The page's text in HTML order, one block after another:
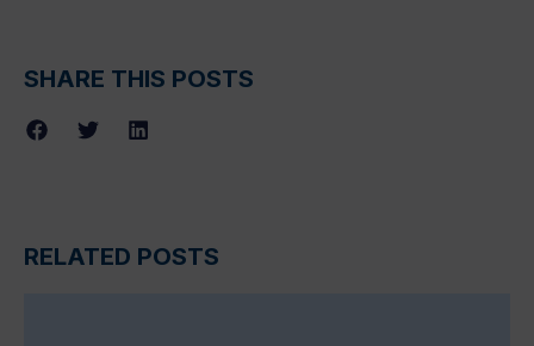
SHARE THIS POSTS
RELATED POSTS